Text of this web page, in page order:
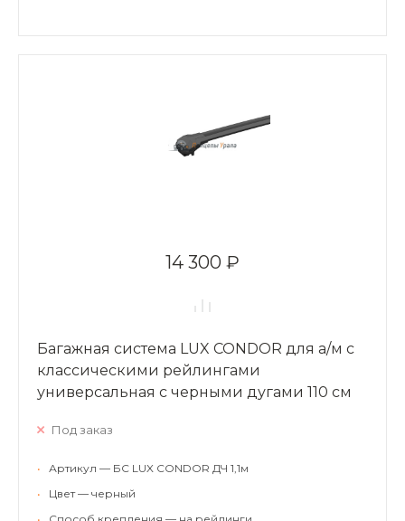
14 300 ₽
Багажная система LUX CONDOR для а/м с
классическими рейлингами
универсальная с черными дугами 110 см
Под заказ
•
Артикул — БС LUX CONDOR ДЧ 1,1м
•
Цвет — черный